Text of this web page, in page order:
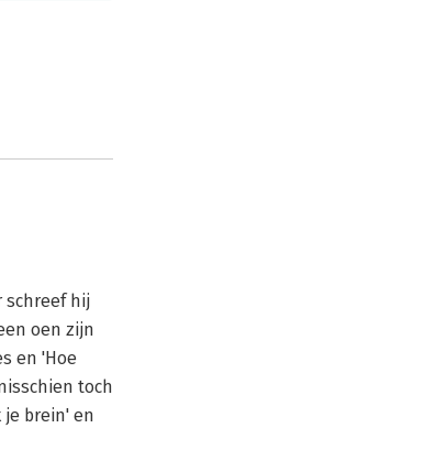
schreef hij
oen zijn
en 'Hoe
toch
je brein' en